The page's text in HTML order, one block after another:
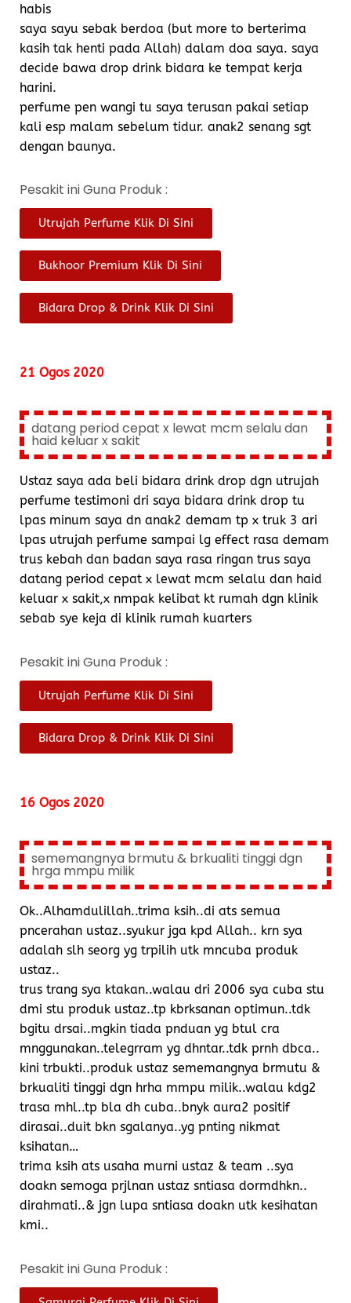
habis
saya sayu sebak berdoa (but more to berterima
kasih tak henti pada Allah) dalam doa saya. saya
decide bawa drop drink bidara ke tempat kerja
harini.
perfume pen wangi tu saya terusan pakai setiap
kali esp malam sebelum tidur. anak2 senang sgt
dengan baunya.
Pesakit ini Guna Produk :
Utrujah Perfume Klik Di Sini
Bukhoor Premium Klik Di Sini
Bidara Drop & Drink Klik Di Sini
21 Ogos 2020
datang period cepat x lewat mcm selalu dan
haid keluar x sakit
Ustaz saya ada beli bidara drink drop dgn utrujah
perfume testimoni dri saya bidara drink drop tu
lpas minum saya dn anak2 demam tp x truk 3 ari
lpas utrujah perfume sampai lg effect rasa demam
trus kebah dan badan saya rasa ringan trus saya
datang period cepat x lewat mcm selalu dan haid
keluar x sakit,x nmpak kelibat kt rumah dgn klinik
sebab sye keja di klinik rumah kuarters
Pesakit ini Guna Produk :
Utrujah Perfume Klik Di Sini
Bidara Drop & Drink Klik Di Sini
16 Ogos 2020
sememangnya brmutu & brkualiti tinggi dgn
hrga mmpu milik
Ok..Alhamdulillah..trima ksih..di ats semua
pncerahan ustaz..syukur jga kpd Allah.. krn sya
adalah slh seorg yg trpilih utk mncuba produk
ustaz..
trus trang sya ktakan..walau dri 2006 sya cuba stu
dmi stu produk ustaz..tp kbrksanan optimun..tdk
bgitu drsai..mgkin tiada pnduan yg btul cra
mnggunakan..telegrram yg dhntar..tdk prnh dbca..
kini trbukti..produk ustaz sememangnya brmutu &
brkualiti tinggi dgn hrha mmpu milik..walau kdg2
trasa mhl..tp bla dh cuba..bnyk aura2 positif
dirasai..duit bkn sgalanya..yg pnting nikmat
ksihatan…
trima ksih ats usaha murni ustaz & team ..sya
doakn semoga prjlnan ustaz sntiasa dormdhkn..
dirahmati..& jgn lupa sntiasa doakn utk kesihatan
kmi..
Pesakit ini Guna Produk :